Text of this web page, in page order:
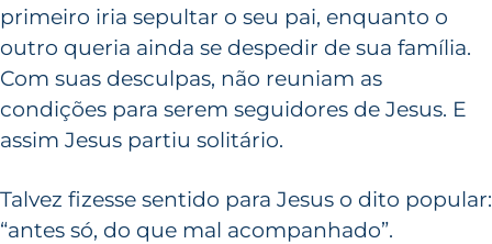
primeiro iria sepultar o seu pai, enquanto o
outro queria ainda se despedir de sua família.
Com suas desculpas, não reuniam as
condições para serem seguidores de Jesus. E
assim Jesus partiu solitário.
Talvez fizesse sentido para Jesus o dito popular:
“antes só, do que mal acompanhado”.